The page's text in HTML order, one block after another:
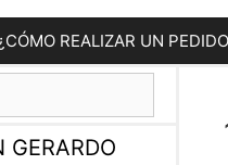
REALIZAR UN
GERARDO